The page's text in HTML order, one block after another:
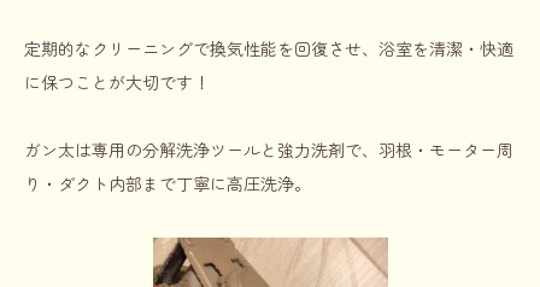
定期的なクリーニングで換気性能を回復させ、浴室を清潔・快適
に保つことが大切です！
ガン太は専用の分解洗浄ツールと強力洗剤で、羽根・モーター周
り・ダクト内部まで丁寧に高圧洗浄。